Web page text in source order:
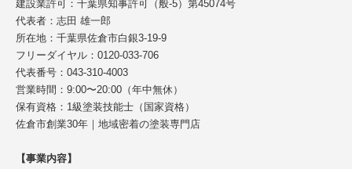
建設業許可：千葉県知事許可（般-5）第45074号
代表者：志田 雄一郎
所在地：千葉県佐倉市白銀3-19-9
フリーダイヤル：0120-033-706
代表番号：043-310-4003
営業時間：9:00〜20:00（年中無休）
保有資格：1級塗装技能士（国家資格）
佐倉市創業30年｜地域密着の塗装専門店
【事業内容】